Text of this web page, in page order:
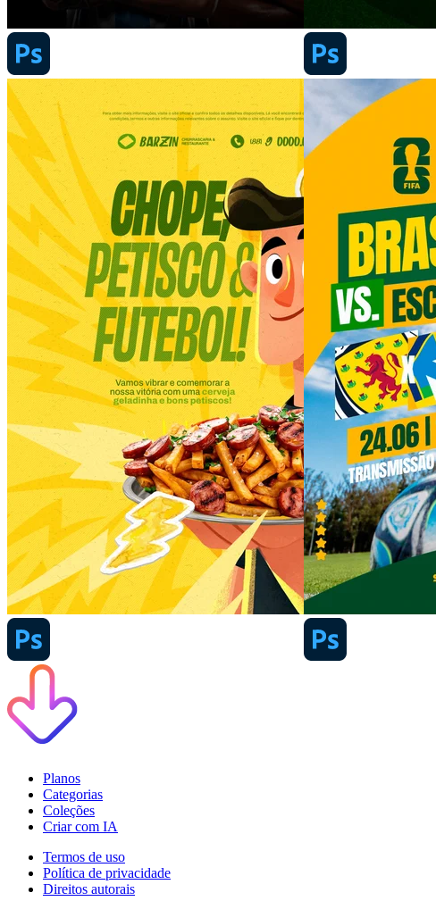
Planos
Categorias
Coleções
Criar com IA
Termos de uso
Política de privacidade
Direitos autorais